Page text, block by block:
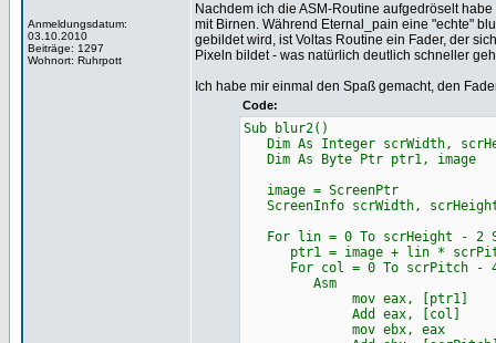
Anmeldungsdatum:
03.10.2010
Beiträge: 1297
Wohnort: Ruhrpott
Nachdem ich die ASM-Routine aufgedröselt
mit Birnen. Während Eternal_pain eine "echte"
gebildet wird, ist Voltas Routine ein Fader, der
Pixeln bildet - was natürlich deutlich schneller
Ich habe mir einmal den Spaß gemacht, den
Code:
Sub blur2()
Dim As Integer scrWidth,
Dim As Byte Ptr ptr1, image
image = ScreenPtr
ScreenInfo scrWidth,
For lin = 0 To scrHeight - 2
ptr1 = image + lin *
For col = 0 To scrPitch - 4
Asm
mov eax, [ptr1]
Add eax, [col]
mov ebx, eax